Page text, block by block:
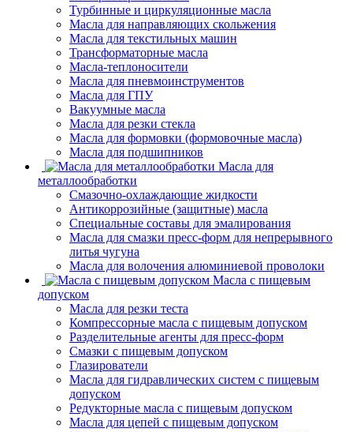
Турбинные и циркуляционные масла
Масла для направляющих скольжения
Масла для текстильных машин
Трансформаторные масла
Масла-теплоносители
Масла для пневмоинструментов
Масла для ГПУ
Вакуумные масла
Масла для резки стекла
Масла для формовки (формовочные масла)
Масла для подшипников
Масла для
металлообработки
Смазочно-охлаждающие жидкости
Антикоррозийные (защитные) масла
Специальные составы для эмалирования
Масла для смазки пресс-форм для непрерывного
литья чугуна
Масла для волочения алюминиевой проволоки
Масла с пищевым
допуском
Масла для резки теста
Компрессорные масла с пищевым допуском
Разделительные агенты для пресс-форм
Смазки с пищевым допуском
Глазирователи
Масла для гидравлических систем с пищевым
допуском
Редукторные масла с пищевым допуском
Масла для цепей с пищевым допуском